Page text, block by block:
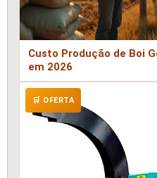
Custo Produção de Boi
em 2026
🛒 OFERTA